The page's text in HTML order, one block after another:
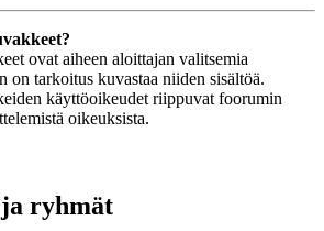
ovat aiheen aloittajan valitsemia
on tarkoitus kuvastaa niiden sisältöä.
käyttöoikeudet riippuvat foorumin
oikeuksista.
ryhmät